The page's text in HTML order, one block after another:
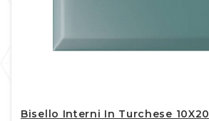
Bisello Interni In Turchese 10X20